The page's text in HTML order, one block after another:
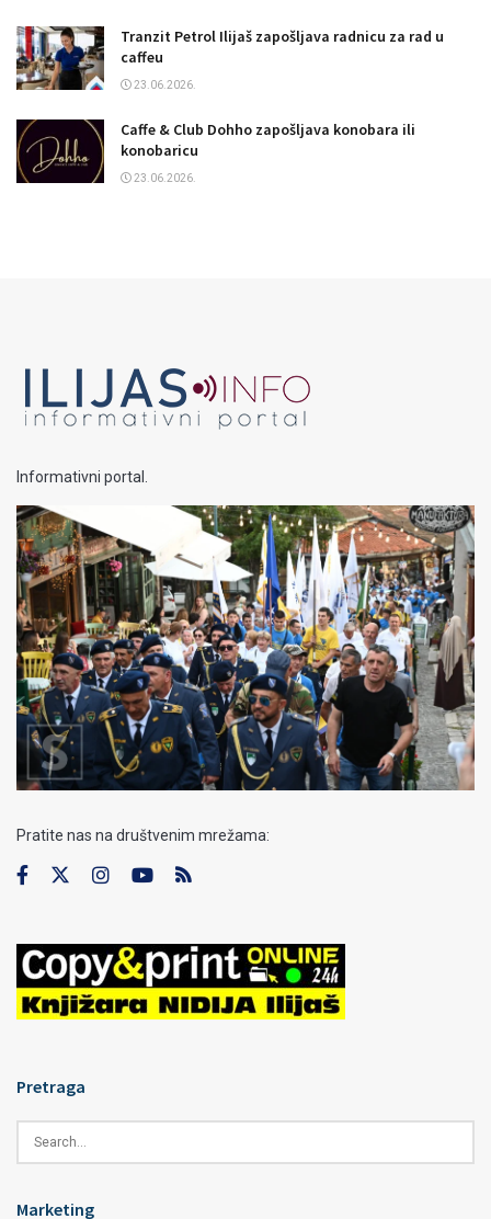
Tranzit Petrol Ilijaš zapošljava radnicu za rad u
caffeu
23.06.2026.
Caffe & Club Dohho zapošljava konobara ili
konobaricu
23.06.2026.
Informativni portal.
Pratite nas na društvenim mrežama:
Pretraga
Marketing